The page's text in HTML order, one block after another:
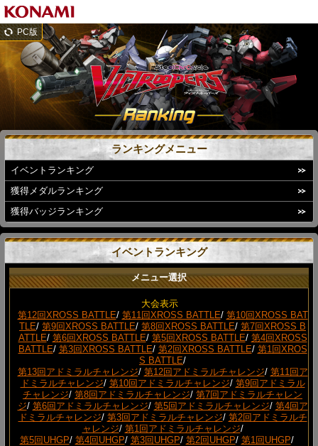
PC版
ランキングメニュー
イベントランキング
獲得メダルランキング
獲得バッジランキング
イベントランキング
メニュー選択
大会表示
第12回XROSS BATTLE/ 第11回XROSS BATTLE/ 第10回XROSS BAT
TLE/ 第9回XROSS BATTLE/ 第8回XROSS BATTLE/ 第7回XROSS B
ATTLE/ 第6回XROSS BATTLE/ 第5回XROSS BATTLE/ 第4回XROSS
BATTLE/ 第3回XROSS BATTLE/ 第2回XROSS BATTLE/ 第1回XROS
S BATTLE/
第13回アドミラルチャレンジ/ 第12回アドミラルチャレンジ/ 第11回ア
ドミラルチャレンジ/ 第10回アドミラルチャレンジ/ 第9回アドミラル
チャレンジ/ 第8回アドミラルチャレンジ/ 第7回アドミラルチャレン
ジ/ 第6回アドミラルチャレンジ/ 第5回アドミラルチャレンジ/ 第4回ア
ドミラルチャレンジ/ 第3回アドミラルチャレンジ/ 第2回アドミラルチ
ャレンジ/ 第1回アドミラルチャレンジ/
第5回UHGP/ 第4回UHGP/ 第3回UHGP/ 第2回UHGP/ 第1回UHGP/